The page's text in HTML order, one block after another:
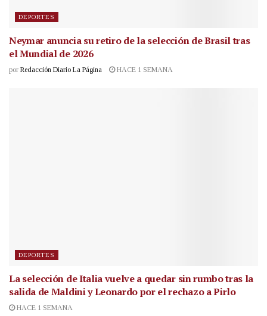
DEPORTES
Neymar anuncia su retiro de la selección de Brasil tras
el Mundial de 2026
por Redacción Diario La Página HACE 1 SEMANA
DEPORTES
La selección de Italia vuelve a quedar sin rumbo tras la
salida de Maldini y Leonardo por el rechazo a Pirlo
HACE 1 SEMANA